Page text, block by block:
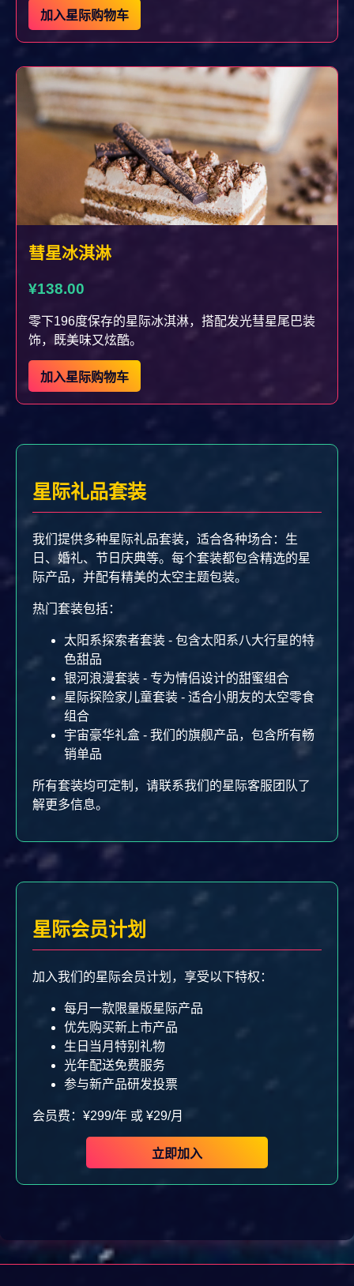
加入星际购物车
彗星冰淇淋
¥138.00
零下196度保存的星际冰淇淋，搭配发光彗星尾巴装
饰，既美味又炫酷。
加入星际购物车
星际礼品套装
我们提供多种星际礼品套装，适合各种场合：生
日、婚礼、节日庆典等。每个套装都包含精选的星
际产品，并配有精美的太空主题包装。
热门套装包括：
太阳系探索者套装 - 包含太阳系八大行星的特
色甜品
银河浪漫套装 - 专为情侣设计的甜蜜组合
星际探险家儿童套装 - 适合小朋友的太空零食
组合
宇宙豪华礼盒 - 我们的旗舰产品，包含所有畅
销单品
所有套装均可定制，请联系我们的星际客服团队了
解更多信息。
星际会员计划
加入我们的星际会员计划，享受以下特权：
每月一款限量版星际产品
优先购买新上市产品
生日当月特别礼物
光年配送免费服务
参与新产品研发投票
会员费：¥299/年 或 ¥29/月
立即加入